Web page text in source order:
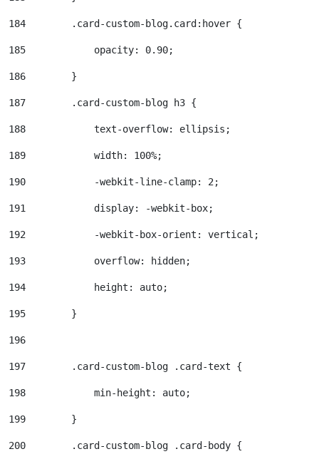
184
        .card-custom-blog.card:hover {
185
            opacity: 0.90;
186
        }
187
        .card-custom-blog h3 {
188
            text-overflow: ellipsis;
189
            width: 100%;
190
            -webkit-line-clamp: 2;
191
            display: -webkit-box;
192
            -webkit-box-orient: vertical;
193
            overflow: hidden;
194
            height: auto;
195
        }
196
197
        .card-custom-blog .card-text {
198
            min-height: auto;
199
        }
200
        .card-custom-blog .card-body {